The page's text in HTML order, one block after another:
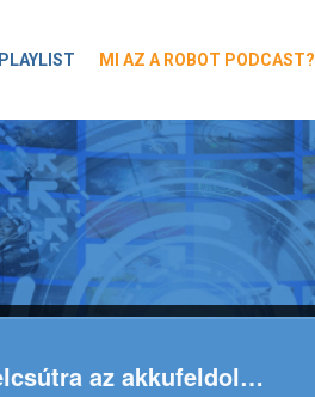
PLAYLIST MI AZ A ROBOT PODCAST?